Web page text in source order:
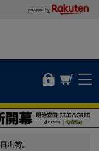
powered by
出荷。